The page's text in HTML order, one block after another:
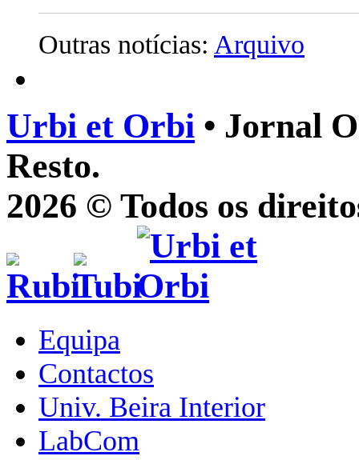
Outras notícias: Arquivo
Urbi et Orbi • Jornal
Resto.
2026 © Todos os
Equipa
Contactos
Univ. Beira Interior
LabCom